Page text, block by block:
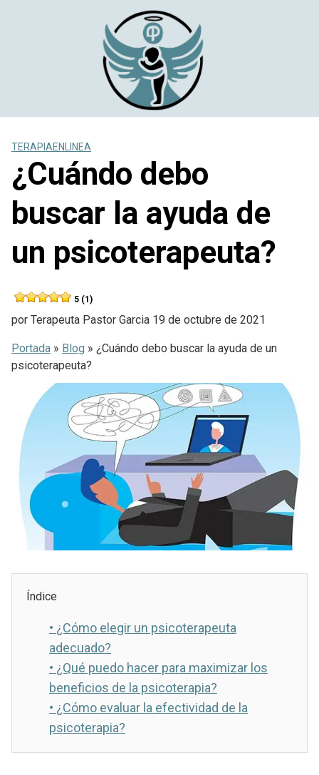
TERAPIAENLINEA
¿Cuándo debo
buscar la ayuda de
un psicoterapeuta?
5 (1)
por Terapeuta Pastor Garcia 19 de octubre de 2021
Portada » Blog » ¿Cuándo debo buscar la ayuda de un
psicoterapeuta?
Índice
• ¿Cómo elegir un psicoterapeuta
adecuado?
• ¿Qué puedo hacer para maximizar los
beneficios de la psicoterapia?
• ¿Cómo evaluar la efectividad de la
psicoterapia?